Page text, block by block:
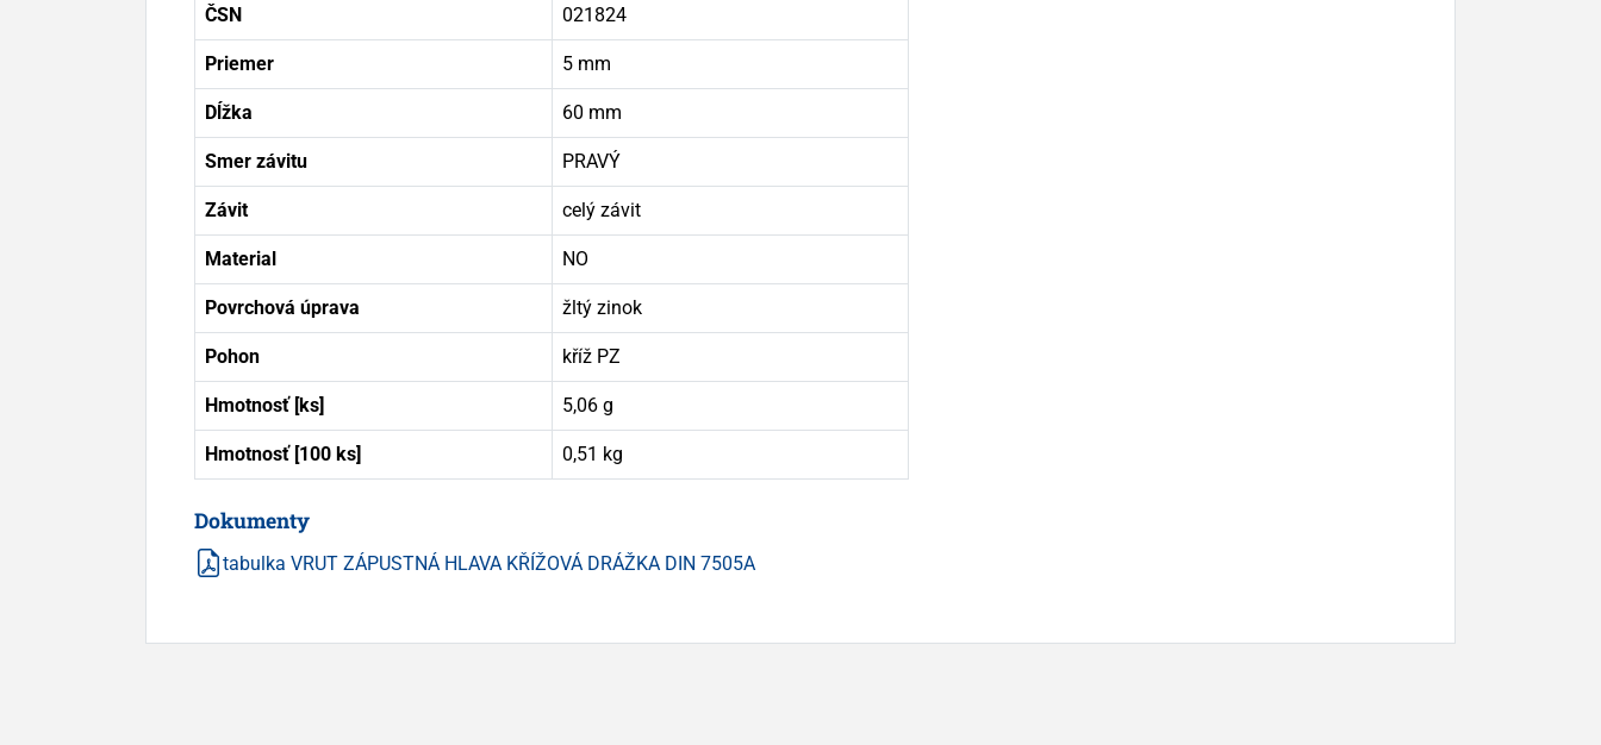
ČSN 021824
Priemer 5 mm
Dĺžka 60 mm
Smer závitu PRAVÝ
Závit celý závit
Material NO
Povrchová úprava žltý zinok
Pohon kříž PZ
Hmotnosť [ks] 5,06 g
Hmotnosť [100 ks] 0,51 kg
Dokumenty
tabulka VRUT ZÁPUSTNÁ HLAVA KŘÍŽOVÁ DRÁŽKA DIN 7505A